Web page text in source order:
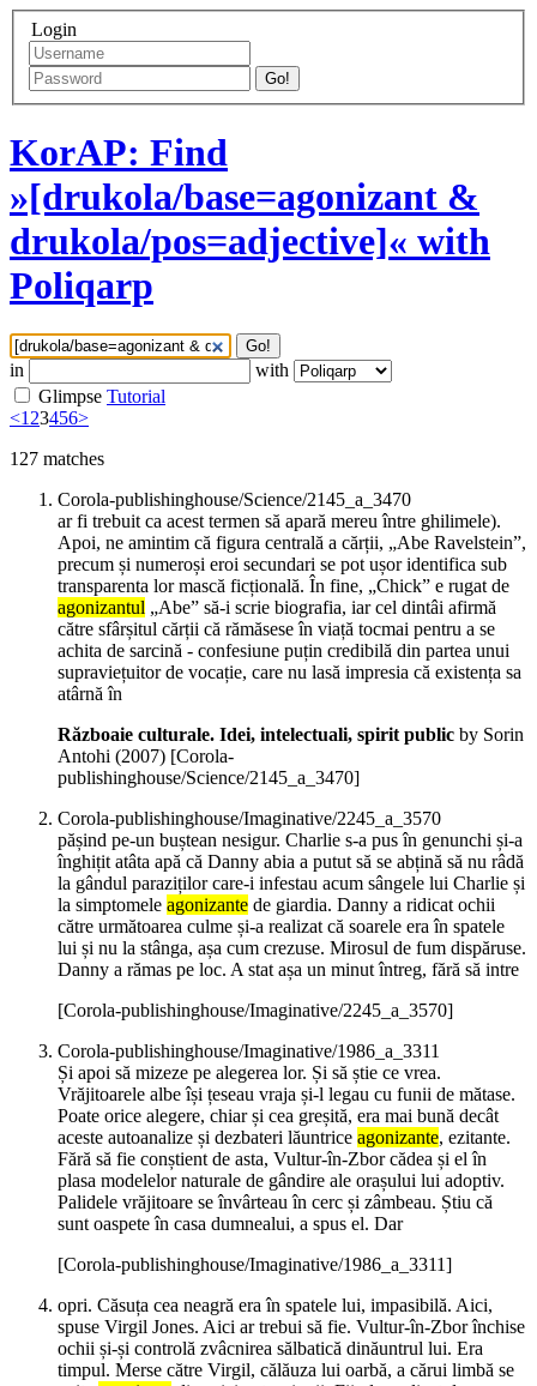
Login
Go!
KorAP: Find
»[drukola/base=agonizant &
drukola/pos=adjective]« with
Poliqarp
Go!
in
with
Glimpse Tutorial
<123456>
127 matches
Corola-publishinghouse/Science/2145_a_3470
ar fi trebuit ca acest termen să apară mereu între ghilimele).
Apoi, ne amintim că figura centrală a cărții, „Abe Ravelstein”,
precum și numeroși eroi secundari se pot ușor identifica sub
transparenta lor mască ficțională. În fine, „Chick” e rugat de
agonizantul „Abe” să-i scrie biografia, iar cel dintâi afirmă
către sfârșitul cărții că rămăsese în viață tocmai pentru a se
achita de sarcină - confesiune puțin credibilă din partea unui
supraviețuitor de vocație, care nu lasă impresia că existența sa
atârnă în
Războaie culturale. Idei, intelectuali, spirit public by Sorin
Antohi (2007) [Corola-
publishinghouse/Science/2145_a_3470]
Corola-publishinghouse/Imaginative/2245_a_3570
pășind pe-un buștean nesigur. Charlie s-a pus în genunchi și-a
înghițit atâta apă că Danny abia a putut să se abțină să nu râdă
la gândul paraziților care-i infestau acum sângele lui Charlie și
la simptomele agonizante de giardia. Danny a ridicat ochii
către următoarea culme și-a realizat că soarele era în spatele
lui și nu la stânga, așa cum crezuse. Mirosul de fum dispăruse.
Danny a rămas pe loc. A stat așa un minut întreg, fără să intre
[Corola-publishinghouse/Imaginative/2245_a_3570]
Corola-publishinghouse/Imaginative/1986_a_3311
Și apoi să mizeze pe alegerea lor. Și să știe ce vrea.
Vrăjitoarele albe își țeseau vraja și-l legau cu funii de mătase.
Poate orice alegere, chiar și cea greșită, era mai bună decât
aceste autoanalize și dezbateri lăuntrice agonizante, ezitante.
Fără să fie conștient de asta, Vultur-în-Zbor cădea și el în
plasa modelelor naturale de gândire ale orașului lui adoptiv.
Palidele vrăjitoare se învârteau în cerc și zâmbeau. Știu că
sunt oaspete în casa dumnealui, a spus el. Dar
[Corola-publishinghouse/Imaginative/1986_a_3311]
opri. Căsuța cea neagră era în spatele lui, impasibilă. Aici,
spuse Virgil Jones. Aici ar trebui să fie. Vultur-în-Zbor închise
ochii și-și controlă zvâcnirea sălbatică dinăuntrul lui. Era
timpul. Merse către Virgil, călăuza lui oarbă, a cărui limbă se